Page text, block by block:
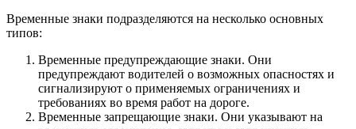
Временные знаки подразделяются на несколько основных
типов:
Временные предупреждающие знаки. Они
предупреждают водителей о возможных опасностях и
сигнализируют о применяемых ограничениях и
требованиях во время работ на дороге.
Временные запрещающие знаки. Они указывают на